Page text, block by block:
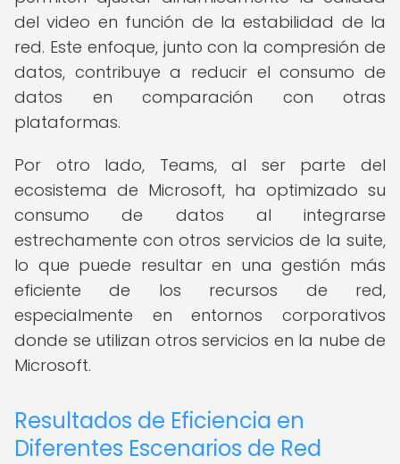
del video en función de la estabilidad de la
red. Este enfoque, junto con la compresión de
datos, contribuye a reducir el consumo de
datos en comparación con otras
plataformas.
Por otro lado, Teams, al ser parte del
ecosistema de Microsoft, ha optimizado su
consumo de datos al integrarse
estrechamente con otros servicios de la suite,
lo que puede resultar en una gestión más
eficiente de los recursos de red,
especialmente en entornos corporativos
donde se utilizan otros servicios en la nube de
Microsoft.
Resultados de Eficiencia en
Diferentes Escenarios de Red